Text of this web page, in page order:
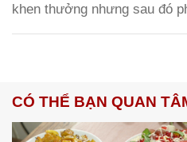
khen thưởng nhưng sau đó
CÓ THỂ BẠN QUAN